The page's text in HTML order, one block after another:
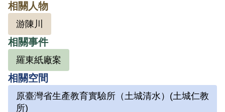
其與林金水參加叛亂組織，僅以證人游陳
川之供述為證據，並無其他具體佐證，且
其與林君等2人於保密局及審判中均否認參
加組織，故認本案非有實據。
2019年2月經促轉會公告撤銷判決處分。
相關人物
游陳川
相關事件
羅東紙廠案
相關空間
原臺灣省生產教育實驗所（土城清水）(土城仁教
所)